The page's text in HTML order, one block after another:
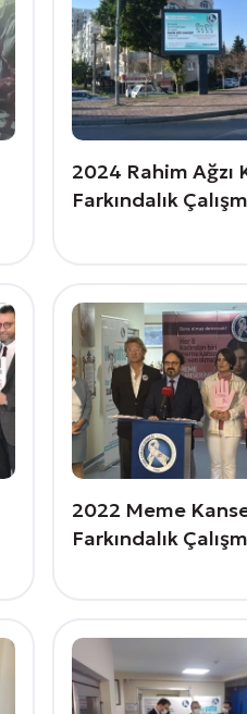
2024 Rahim Ağzı
Farkındalık
2022 Meme
Farkındalık